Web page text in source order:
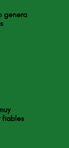
genera
fiables